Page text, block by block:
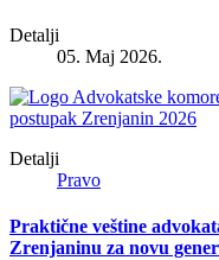
Detalji
05. Maj 2026.
Detalji
Pravo
Praktične veštine
Zrenjaninu za novu